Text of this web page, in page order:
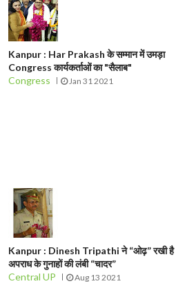
Kanpur : Har Prakash के सम्मान में उमड़ा
Congress कार्यकर्ताओं का "सैलाब"
Congress
Jan 31 2021
Kanpur : Dinesh Tripathi ने “ओढ़” रखी है
अपराध के गुनाहों की लंबी “चादर”
Central UP
Aug 13 2021